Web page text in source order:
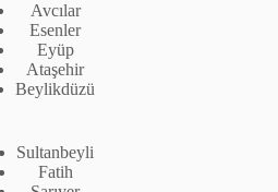
Avcılar
Esenler
Eyüp
Ataşehir
Beylikdüzü
Sultanbeyli
Fatih